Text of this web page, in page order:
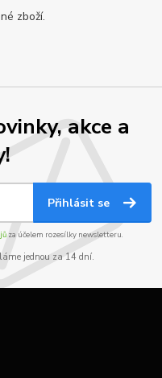
zboží.
akce a
Přihlásit se
za účelem rozesílky newsletteru.
jednou za 14 dní.